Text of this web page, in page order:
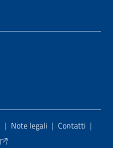
| Note legali | Contatti |